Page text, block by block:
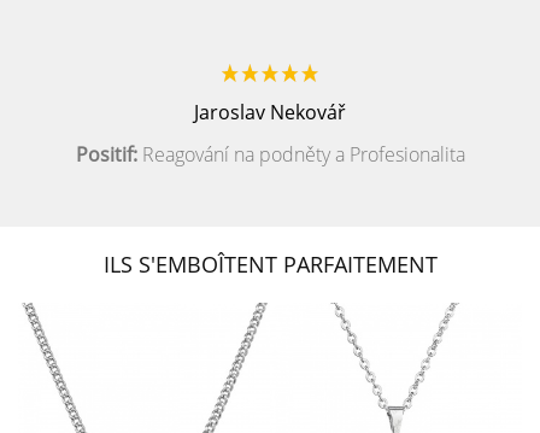
Jaroslav Nekovář
Positif:Reagování na podněty a Profesionalita
ILS S'EMBOÎTENT PARFAITEMENT